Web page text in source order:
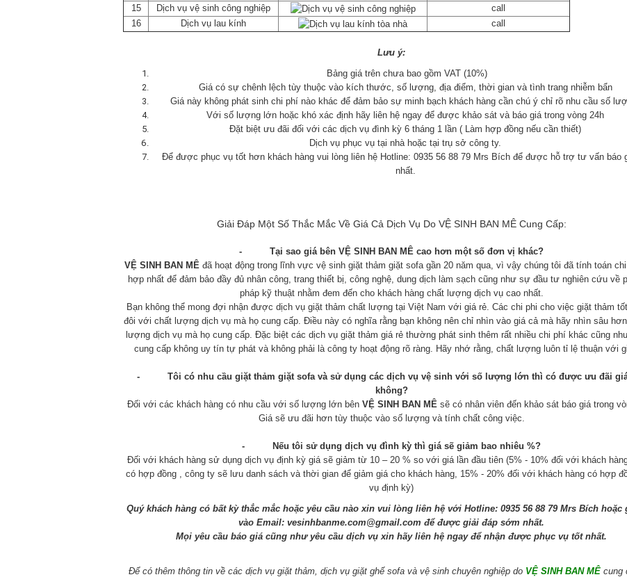
15
Dịch vụ vệ sinh công nghiệp
call
16
Dịch vụ lau kính call
Lưu ý:
Bảng giá trên chưa bao gồm VAT (10%)
Giá có sự chênh lệch tùy thuộc vào kích thước, số lượng, địa điểm, thời gian và tình trang nhiễm bẩn
Giá này không phát sinh chi phí nào khác để đảm bảo sự minh bạch khách hàng cần chú ý chỉ rõ nhu cầu số
Với số lượng lớn hoặc khó xác định hãy liên hệ ngay để được khảo sát và báo giá trong vòng 24h
Đặt biệt ưu đãi đối với các dịch vụ đình kỳ 6 tháng 1 lần ( Làm hợp đồng nếu cần thiết)
Dịch vụ phục vụ tại nhà hoặc tại trụ sở công ty.
Để được phục vụ tốt hơn khách hàng vui lòng liên hệ Hotline: 0935 56 88 79 Mrs Bích để được hỗ trợ tư vấn báo
nhất.
Giải Đáp Một Số Thắc Mắc Về Giá Cả Dịch Vụ Do VỆ SINH BAN MÊ Cung Cấp:
- Tại sao giá bên VỆ SINH BAN MÊ cao hơn một số đơn vị khác?
VỆ SINH BAN MÊđã hoạt động trong lĩnh vực vệ sinh giặt thảm giặt sofa gần 20 năm qua, vì vậy chúng tôi đã tính toán
hợp nhất để đảm bảo đầy đủ nhân công, trang thiết bị, công nghệ, dung dịch làm sạch cũng như sự đầu tư nghiên cứu về
pháp kỹ thuật nhằm đem đến cho khách hàng chất lượng dịch vụ cao nhất.
Bạn không thể mong đợi nhận được dịch vụ giặt thảm chất lượng tại Việt Nam với giá rẻ. Các chi phi cho việc giặt thảm
đôi với chất lượng dịch vụ mà họ cung cấp. Điều này có nghĩa rằng bạn không nên chỉ nhìn vào giá cả mà hãy nhìn sâu
lượng dịch vụ mà họ cung cấp. Đặc biệt các dịch vụ giặt thảm giá rẻ thường phát sinh thêm rất nhiều chi phí khác cũng
cung cấp không uy tín tự phát và không phải là công ty hoạt động rõ ràng. Hãy nhớ rằng, chất lượng luôn tỉ lệ thuận với
- Tôi có nhu cầu giặt thảm giặt sofa và sử dụng các dịch vụ vệ sinh với số lượng lớn thì có được ưu đãi
không?
Đối với các khách hàng có nhu cầu với số lượng lớn bên VỆ SINH BAN MÊsẽ có nhân viên đến khảo sát báo giá trong
Giá sẽ ưu đãi hơn tùy thuộc vào số lượng và tính chất công việc.
- Nếu tôi sử dụng dịch vụ đình kỳ thì giá sẽ giảm bao nhiêu %?
Đối với khách hàng sử dụng dịch vụ định kỳ giá sẽ giảm từ 10 – 20 % so với giá lần đầu tiên (5% - 10% đối với khách
có hợp đồng , công ty sẽ lưu danh sách và thời gian để giảm giá cho khách hàng, 15% - 20% đối với khách hàng có hợp
vụ định kỳ)
Quý khách hàng có bất kỳ thắc mắc hoặc yêu cầu nào xin vui lòng liên hệ với Hotline: 0935 56 88 79 Mrs Bích hoặc
vào Email:vesinhbanme.com@gmail.com để được giải đáp sớm nhất.
Mọi yêu cầu báo giá cũng như yêu cầu dịch vụ xin hãy liên hệ ngay để nhận được phục vụ tốt nhất.
Để có thêm thông tin về các dịch vụ giặt thảm, dịch vụ giặt ghế sofa và vệ sinh chuyên nghiệpdo VỆ SINH BAN MÊ cung